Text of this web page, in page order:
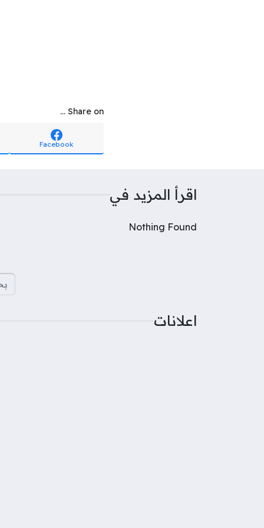
Share on ...
Facebook
اقرأ المزيد في
Nothing Found
اعلانات